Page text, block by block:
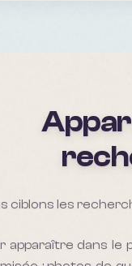
ciblons les
apparaître dans le